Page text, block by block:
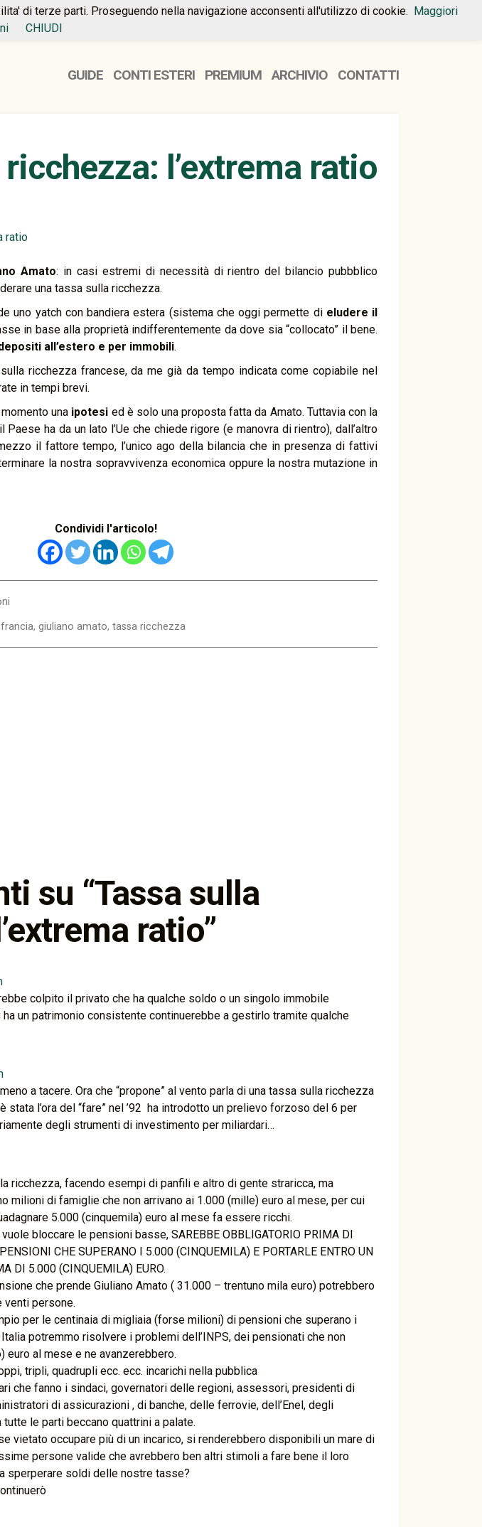
HOME PREMIUM CONTATTI
GUIDE CONTI ESTERI PREMIUM ARCHIVIO CONTATTI
l’extrema ratio
Amato: in casi estremi di necessità di rientro del bilancio pubbblico
una tassa sulla ricchezza.
uno yatch con bandiera estera (sistema che oggi permette di eludere il
in base alla proprietà indifferentemente da dove sia “collocato” il bene.
all’estero e per immobili.
ricchezza francese, da me già da tempo indicata come copiabile nel
in tempi brevi.
una ipotesi ed è solo una proposta fatta da Amato. Tuttavia con la
ha da un lato l’Ue che chiede rigore (e manovra di rientro), dall’altro
il fattore tempo, l’unico ago della bilancia che in presenza di fattivi
la nostra sopravvivenza economica oppure la nostra mutazione in
Condividi l'articolo!
francia, giuliano amato, tassa ricchezza
su “Tassa sulla
ratio”
colpito il privato che ha qualche soldo o un singolo immobile
ha un patrimonio consistente continuerebbe a gestirlo tramite qualche
a tacere. Ora che “propone” al vento parla di una tassa sulla ricchezza
stata l’ora del “fare” nel ’92 ha introdotto un prelievo forzoso del 6 per
degli strumenti di investimento per miliardari…
ricchezza, facendo esempi di panfili e altro di gente straricca, ma
milioni di famiglie che non arrivano ai 1.000 (mille) euro al mese, per cui
5.000 (cinquemila) euro al mese fa essere ricchi.
bloccare le pensioni basse, SAREBBE OBBLIGATORIO PRIMA DI
CHE SUPERANO I 5.000 (CINQUEMILA) E PORTARLE ENTRO UN
DI 5.000 (CINQUEMILA) EURO.
che prende Giuliano Amato ( 31.000 – trentuno mila euro) potrebbero
venti persone.
per le centinaia di migliaia (forse milioni) di pensioni che superano i
potremmo risolvere i problemi dell’INPS, dei pensionati che non
euro al mese e ne avanzerebbero.
tripli, quadrupli ecc. ecc. incarichi nella pubblica
che fanno i sindaci, governatori delle regioni, assessori, presidenti di
di assicurazioni , di banche, delle ferrovie, dell’Enel, degli
le parti beccano quattrini a palate.
vietato occupare più di un incarico, si renderebbero disponibili un mare di
persone valide che avrebbero ben altri stimoli a fare bene il loro
sperperare soldi delle nostre tasse?
di terze parti. Proseguendo nella navigazione acconsenti all'utilizzo di cookie. Maggiori
CHIUDI